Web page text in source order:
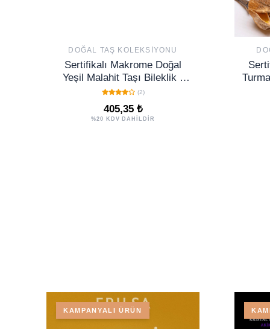
DOĞAL TAŞ KOLEKSIYONU
Sertifikalı Makrome Doğal
Yeşil Malahit Taşı Bileklik -
Ayarlamalı
(2)
405,35 ₺
%20 KDV DAHİLDİR
KAMPANYALI ÜRÜN